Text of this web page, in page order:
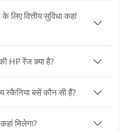
लिए वित्तीय सुविधा कहां
HP रेंज क्या है?
स्कैनिया बसें कौन सी हैं?
मिलेगा?